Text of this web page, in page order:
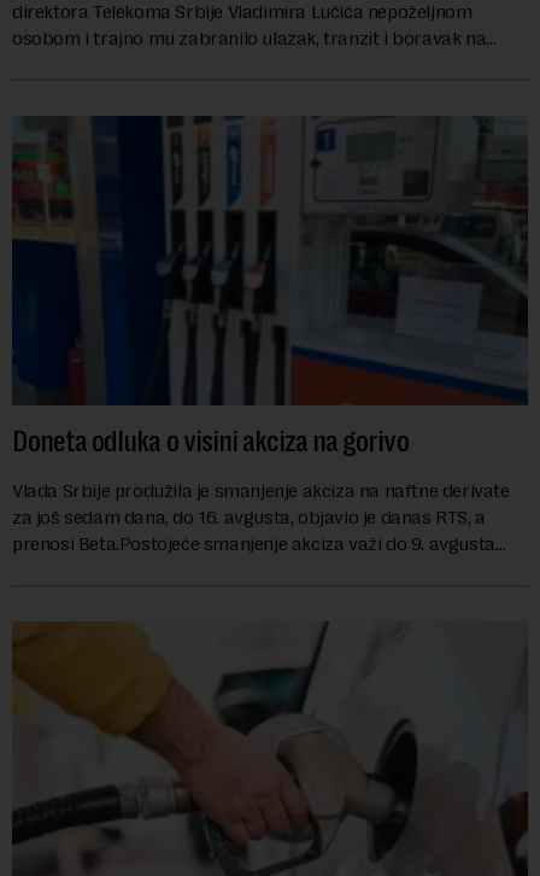
direktora Telekoma Srbije Vladimira Lučića nepoželjnom
osobom i trajno mu zabranilo ulazak, tranzit i boravak na
Doneta odluka o visini akciza na gorivo
Vlada Srbije produžila je smanjenje akciza na naftne derivate
za još sedam dana, do 16. avgusta, objavio je danas RTS, a
prenosi Beta.Postojeće smanjenje akciza važi do 9. avgusta